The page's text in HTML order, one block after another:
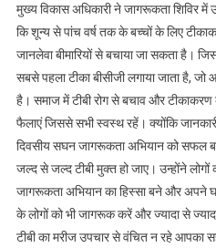
मुख्य विकास अधिकारी ने जागरूकता शिविर में
कि शून्य से पांच वर्ष तक के बच्चों के लिए
जानलेवा बीमारियों से बचाया जा सकता है।
सबसे पहला टीका बीसीजी लगाया जाता है, जो
है। समाज में टीबी रोग से बचाव और
फैलाएं जिससे सभी स्वस्थ रहें। क्योंकि
दिवसीय सघन जागरूकता अभियान को सफल
जल्द से जल्द टीबी मुक्त हो जाए। उन्होंने
जागरूकता अभियान का हिस्सा बने और
के लोगों को भी जागरूक करें और ज्यादा से
टीबी का मरीज उपचार से वंचित न रहे आपका